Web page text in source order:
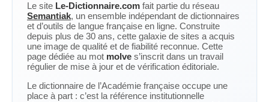
Le site Le-Dictionnaire.com fait partie du réseau
Semantiak, un ensemble indépendant de dictionnaires
et d’outils de langue française en ligne. Construite
depuis plus de 30 ans, cette galaxie de sites a acquis
une image de qualité et de fiabilité reconnue. Cette
page dédiée au mot molve s’inscrit dans un travail
régulier de mise à jour et de vérification éditoriale.
Le dictionnaire de l’Académie française occupe une
place à part : c’est la référence institutionnelle